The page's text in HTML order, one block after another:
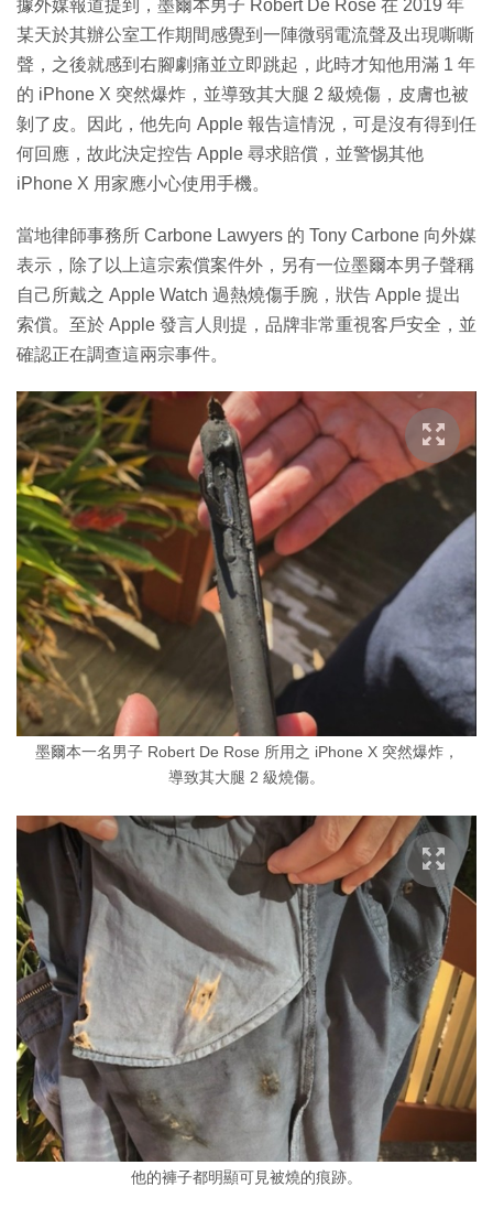
據外媒報道提到，墨爾本男子 Robert De Rose 在 2019 年
某天於其辦公室工作期間感覺到一陣微弱電流聲及出現嘶嘶
聲，之後就感到右腳劇痛並立即跳起，此時才知他用滿 1 年
的 iPhone X 突然爆炸，並導致其大腿 2 級燒傷，皮膚也被
剝了皮。因此，他先向 Apple 報告這情況，可是沒有得到任
何回應，故此決定控告 Apple 尋求賠償，並警惕其他
iPhone X 用家應小心使用手機。
當地律師事務所 Carbone Lawyers 的 Tony Carbone 向外媒
表示，除了以上這宗索償案件外，另有一位墨爾本男子聲稱
自己所戴之 Apple Watch 過熱燒傷手腕，狀告 Apple 提出
索償。至於 Apple 發言人則提，品牌非常重視客戶安全，並
確認正在調查這兩宗事件。
墨爾本一名男子 Robert De Rose 所用之 iPhone X 突然爆炸，
導致其大腿 2 級燒傷。
他的褲子都明顯可見被燒的痕跡。